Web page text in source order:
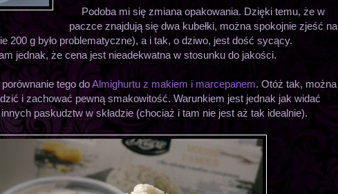
Podoba mi się zmiana opakowania. Dzięki temu, że w
paczce znajdują się dwa kubełki, można spokojnie zjeść na
200 g było problematyczne), a i tak, o dziwo, jest dość sycący.
jednak, że cena jest nieadekwatna w stosunku do jakości.
tego doAlmighurtu z makiem i marcepanem. Otóż tak, można
i zachować pewną smakowitość. Warunkiem jest jednak jak widać
paskudztw w składzie (chociaż i tam nie jest aż tak idealnie).